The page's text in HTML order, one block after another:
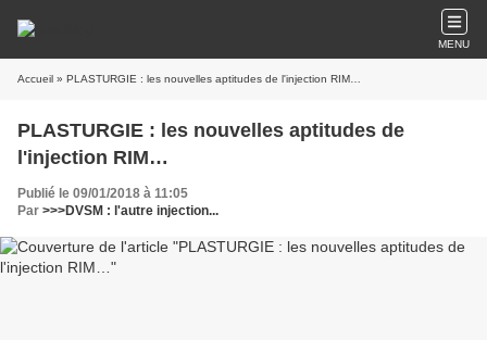
MENU
Accueil » PLASTURGIE : les nouvelles aptitudes de l'injection RIM…
PLASTURGIE : les nouvelles aptitudes de
l'injection RIM…
Publié le 09/01/2018 à 11:05
Par >>>DVSM : l'autre injection...